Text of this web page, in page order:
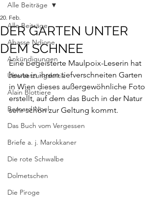
Alle Beiträge
Abasse Ndione
Ankündigungen
Übersetzungskritik
Alain Blottiere
Bernard Noel
Das Buch vom Vergessen
Briefe a. j. Marokkaner
Die rote Schwalbe
Dolmetschen
Die Piroge
Alle Beiträge
DER GARTEN UNTER
DEM SCHNEE
20. Feb.
Eine begeisterte Maulpoix-Leserin hat
heute in ihrem tiefverschneiten Garten
in Wien dieses außergewöhnliche Foto
erstellt, auf dem das Buch in der Natur
sehr schön zur Geltung kommt.